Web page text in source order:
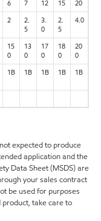
6 7 12 15
20
2
2.
5
3.
0
2.
5
4.0
15
0
13
0
17
0
18
0
20
0
1B 1B 1B 1B 1B
expected to produce
application and the
Data Sheet (MSDS) are
your sales contract
be used for purposes
take care to